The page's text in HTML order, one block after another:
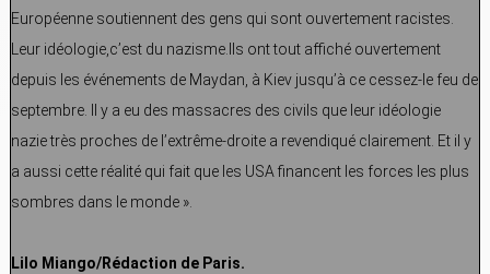
Européenne soutiennent des gens qui sont ouvertement racistes.
Leur idéologie,c’est du nazisme.Ils ont tout affiché ouvertement
depuis les événements de Maydan, à Kiev jusqu’à ce cessez-le feu de
septembre. Il y a eu des massacres des civils que leur idéologie
nazie très proches de l’extrême-droite a revendiqué clairement. Et il y
a aussi cette réalité qui fait que les USA financent les forces les plus
sombres dans le monde ».
Lilo Miango/Rédaction de Paris.